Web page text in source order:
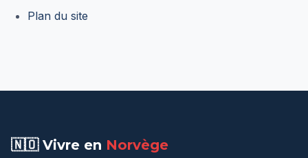
Plan du site
🇳🇴 Vivre en Norvège